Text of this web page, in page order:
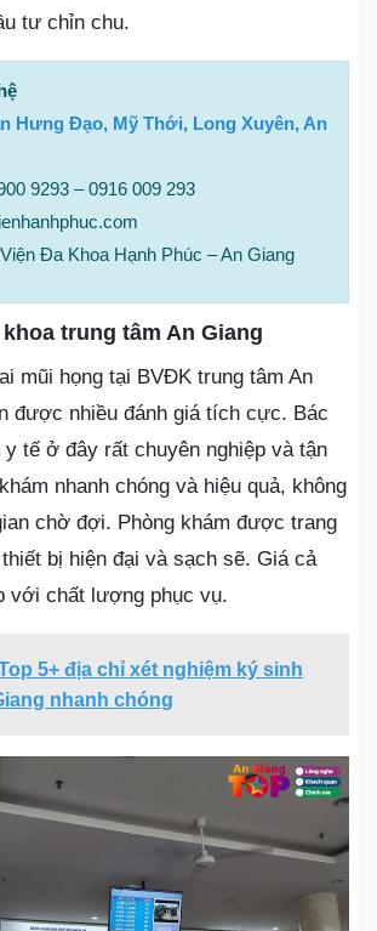
tư chỉn chu.
Hưng Đạo, Mỹ Thới, Long Xuyên, An
9293 – 0916 009 293
Đa Khoa Hạnh Phúc – An Giang
trung tâm An Giang
mũi họng tại BVĐK trung tâm An
được nhiều đánh giá tích cực. Bác
tế ở đây rất chuyên nghiệp và tận
nhanh chóng và hiệu quả, không
chờ đợi. Phòng khám được trang
bị hiện đại và sạch sẽ. Giá cả
với chất lượng phục vụ.
5+ địa chỉ xét nghiệm ký sinh
nhanh chóng